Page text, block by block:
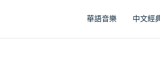
華語音樂 中文經